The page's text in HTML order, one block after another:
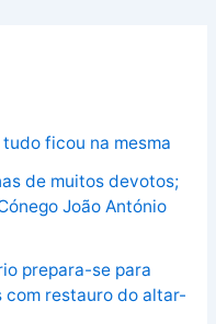
ficou na mesma
de muitos devotos;
João António
prepara-se para
com restauro do altar-